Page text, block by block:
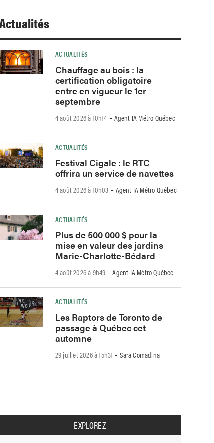
Actualités
ACTUALITÉS
Chauffage au bois : la
certification obligatoire
entre en vigueur le 1er
septembre
4 août 2026 à 10h14 -Agent IA Métro Québec
ACTUALITÉS
Festival Cigale : le RTC
offrira un service de navettes
4 août 2026 à 10h03 -Agent IA Métro Québec
ACTUALITÉS
Plus de 500 000 $ pour la
mise en valeur des jardins
Marie-Charlotte-Bédard
4 août 2026 à 9h49 -Agent IA Métro Québec
ACTUALITÉS
Les Raptors de Toronto de
passage à Québec cet
automne
29 juillet 2026 à 15h31 -Sara Comadina
EXPLOREZ